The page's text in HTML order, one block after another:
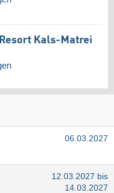
Kals-Matrei
06.03.2027
12.03.2027 bis
14.03.2027